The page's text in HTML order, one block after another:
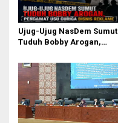
Ujug-Ujug NasDem Sumut
Tuduh Bobby Arogan,
Reklame